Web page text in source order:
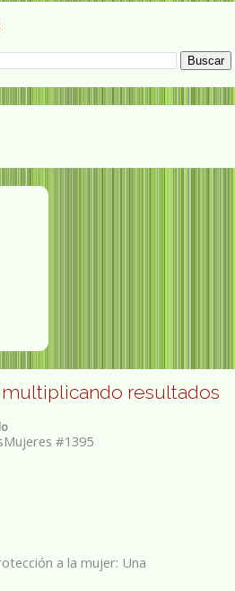
resultados
#1395
a la mujer: Una